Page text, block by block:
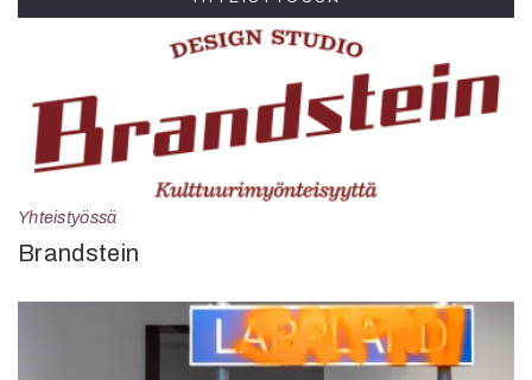
Yhteistyössä
Brandstein